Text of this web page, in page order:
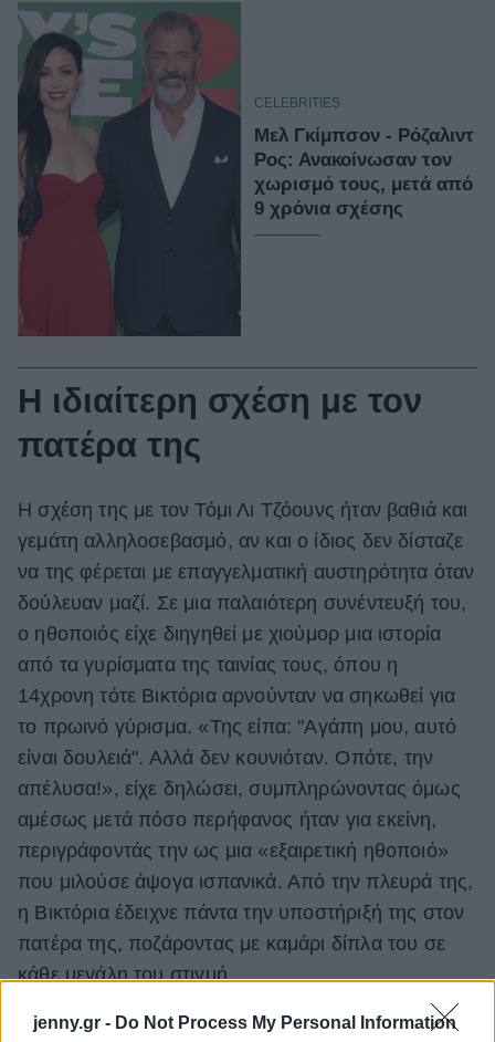
jenny.gr - Do Not Process My Personal Information
CELEBRITIES
Μελ Γκίμπσον - Ρόζαλιντ
Ρος: Ανακοίνωσαν τον
χωρισμό τους, μετά από
9 χρόνια σχέσης
Η ιδιαίτερη σχέση με τον
πατέρα της
Η σχέση της με τον Τόμι Λι Τζόουνς ήταν βαθιά και
γεμάτη αλληλοσεβασμό, αν και ο ίδιος δεν δίσταζε
να της φέρεται με επαγγελματική αυστηρότητα όταν
δούλευαν μαζί. Σε μια παλαιότερη συνέντευξή του,
ο ηθοποιός είχε διηγηθεί με χιούμορ μια ιστορία
από τα γυρίσματα της ταινίας τους, όπου η
14χρονη τότε Βικτόρια αρνούνταν να σηκωθεί για
το πρωινό γύρισμα. «Της είπα: "Αγάπη μου, αυτό
είναι δουλειά". Αλλά δεν κουνιόταν. Οπότε, την
απέλυσα!», είχε δηλώσει, συμπληρώνοντας όμως
αμέσως μετά πόσο περήφανος ήταν για εκείνη,
περιγράφοντάς την ως μια «εξαιρετική ηθοποιό»
που μιλούσε άψογα ισπανικά. Από την πλευρά της,
η Βικτόρια έδειχνε πάντα την υποστήριξή της στον
πατέρα της, ποζάροντας με καμάρι δίπλα του σε
κάθε μεγάλη του στιγμή.
Η οικογένεια και τα αδέλφια